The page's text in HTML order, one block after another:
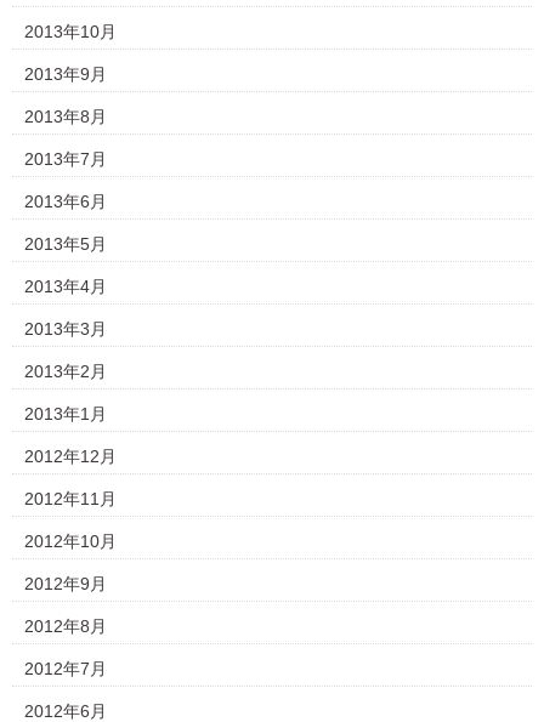
2013年10月
2013年9月
2013年8月
2013年7月
2013年6月
2013年5月
2013年4月
2013年3月
2013年2月
2013年1月
2012年12月
2012年11月
2012年10月
2012年9月
2012年8月
2012年7月
2012年6月